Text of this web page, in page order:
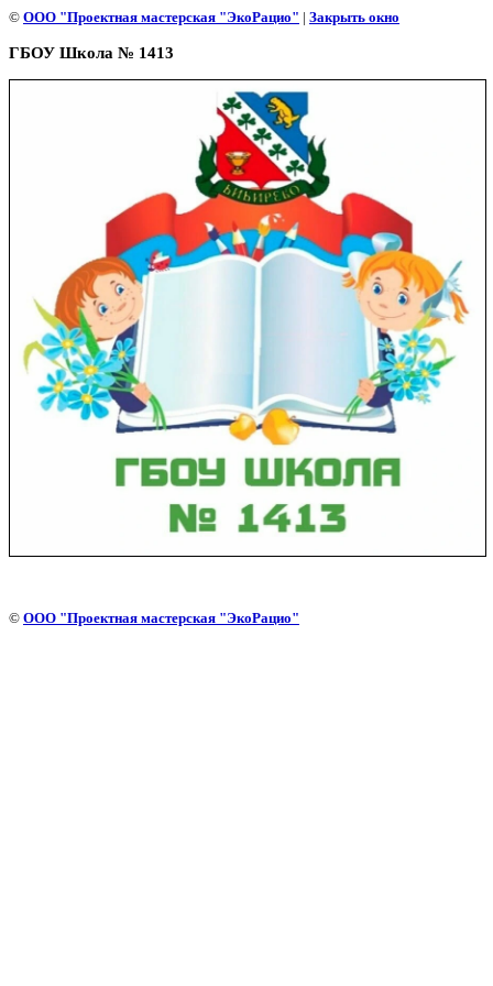
© ООО "Проектная мастерская "ЭкоРацио" | Закрыть окно
ГБОУ Школа № 1413
© ООО "Проектная мастерская "ЭкоРацио"